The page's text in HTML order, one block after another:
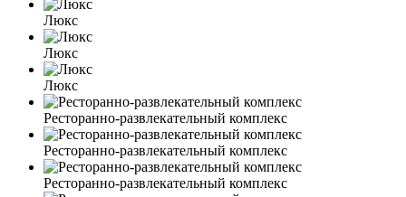
Люкс
Люкс
Люкс
Ресторанно-развлекательный комплекс
Ресторанно-развлекательный комплекс
Ресторанно-развлекательный комплекс